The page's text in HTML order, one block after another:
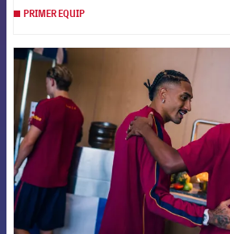
PRIMER EQUIP